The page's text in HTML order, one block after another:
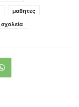
μαθητες
σχολεία